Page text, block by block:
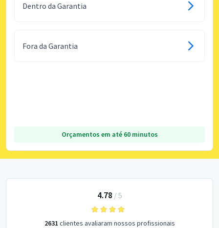
Dentro da Garantia
Fora da Garantia
Orçamentos em até 60 minutos
4.78 / 5
2631 clientes avaliaram nossos profissionais